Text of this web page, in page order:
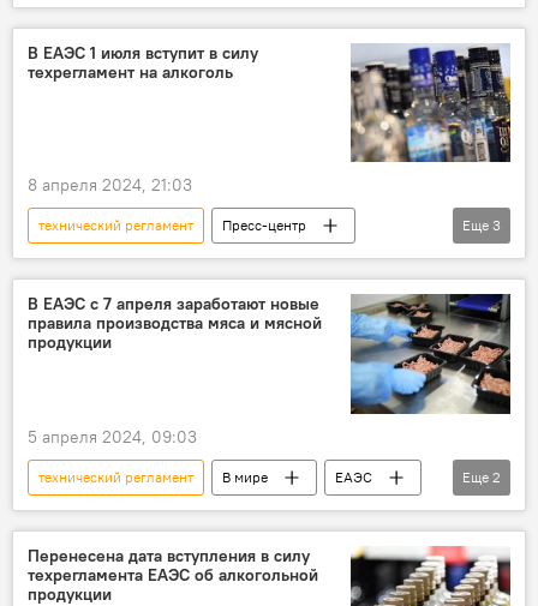
экономика
СНГ Михаил Мишустин
В ЕАЭС 1 июля вступит в силу
техрегламент на алкоголь
8 апреля 2024, 21:03
технический регламент
Пресс-центр
ЕАЭС
ЕЭК алкоголь
Еще 3
В ЕАЭС с 7 апреля заработают новые
правила производства мяса и мясной
продукции
5 апреля 2024, 09:03
технический регламент В мире
ЕАЭС
мясо
продукция
Еще 2
Перенесена дата вступления в силу
техрегламента ЕАЭС об алкогольной
продукции